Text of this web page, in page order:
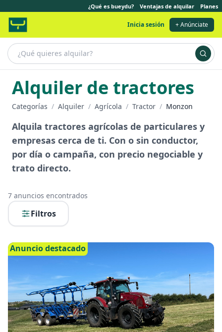
¿Qué es bueydu? Ventajas de alquilar Planes
Inicia sesión + Anúnciate
Alquiler de tractores
Categorías / Alquiler / Agrícola / Tractor / Monzon
Alquila tractores agrícolas de particulares y
empresas cerca de ti. Con o sin conductor,
por día o campaña, con precio negociable y
trato directo.
7 anuncios encontrados
Filtros
Anuncio destacado